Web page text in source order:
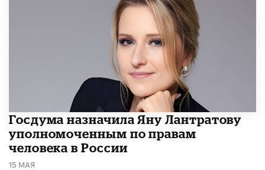
Госдума назначила Яну Лантратову
уполномоченным по правам
человека в России
15 МАЯ